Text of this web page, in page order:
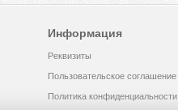
Информация
Реквизиты
Пользовательское соглашение
Политика конфиденциальности